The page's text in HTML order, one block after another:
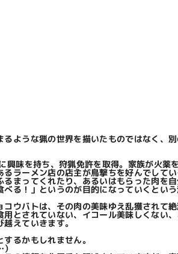
ような猟の世界を描いたものではなく、
味を持ち、狩猟免許を取得。家族が火
ラーメン店の店主が鳥撃ちを好んでし
まってくれたり、あるいはもらった肉を自
る！」というのが目的になっていくという
ウバトは、その肉の美味ゆえ乱獲されて
とされていない、イコール美味しくない
えていきます。
るかもしれません。